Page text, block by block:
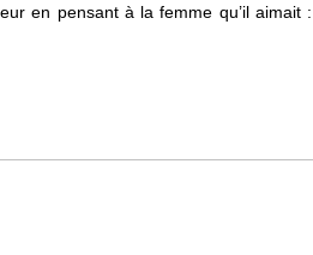
en pensant à la femme qu’il aimait :